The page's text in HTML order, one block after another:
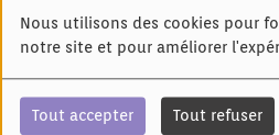
Nous utilisons des cookies pour
notre site et pour améliorer
Tout accepter Tout refuser